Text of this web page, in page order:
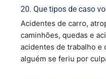
20. Que tipos de caso
Acidentes de carro,
caminhões, quedas e
acidentes de trabalho e
alguém se feriu por